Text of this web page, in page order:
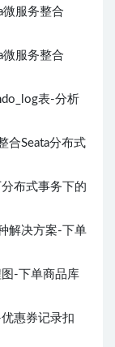
服务整合
服务整合
表-分析
Seata分布式
布式事务下的
解决方案-下单
-下单商品库
惠券记录扣